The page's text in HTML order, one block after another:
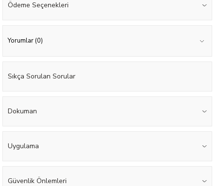
Ödeme Seçenekleri
Yorumlar (0)
Sıkça Sorulan Sorular
Dokuman
Uygulama
Güvenlik Önlemleri